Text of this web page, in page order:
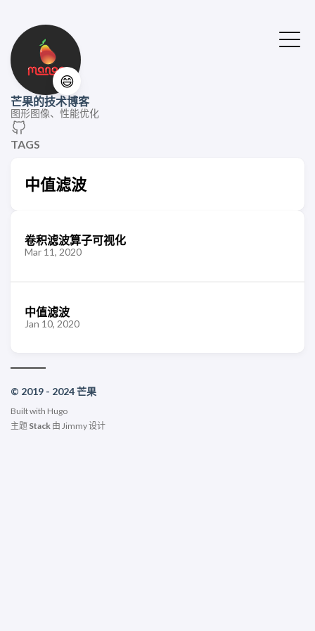
😄
芒果的技术博客
图形图像、性能优化
TAGS
中值滤波
卷积滤波算子可视化
Mar 11, 2020
中值滤波
Jan 10, 2020
© 2019 - 2024 芒果
Built with Hugo
主题 Stack 由 Jimmy设计